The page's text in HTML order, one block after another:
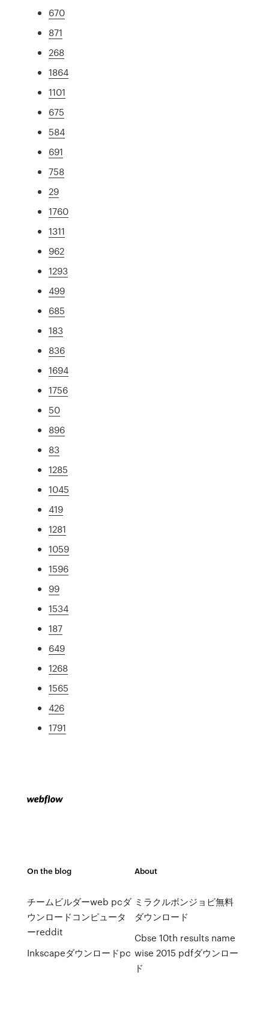
670
871
268
1864
1101
675
584
691
758
29
1760
1311
962
1293
499
685
183
836
1694
1756
50
896
83
1285
1045
419
1281
1059
1596
99
1534
187
649
1268
1565
426
1791
On the blog
チームビルダーweb pcダ
ウンロードコンピュータ
ーreddit
Inkscapeダウンロードpc
About
ミラクルボンジョビ無料
ダウンロード
Cbse 10th results name
wise 2015 pdfダウンロー
ド